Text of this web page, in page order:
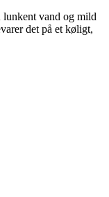
lunkent vand og mild
det på et køligt,